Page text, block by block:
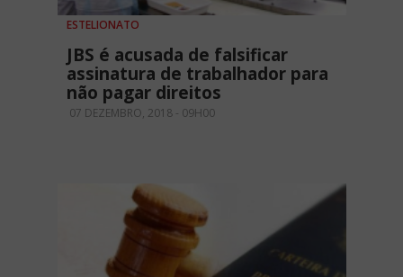
ESTELIONATO
JBS é acusada de falsificar
assinatura de trabalhador para
não pagar direitos
07 DEZEMBRO, 2018 - 09H00